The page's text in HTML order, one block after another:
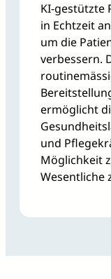
KI-gestützte
in Echtzeit
um die
verbessern.
ermöglicht
und
Möglichkeit
Wesentliche